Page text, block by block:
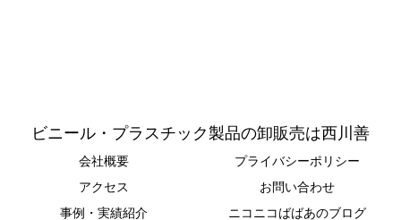
ビニール・プラスチック製品の卸販売は西川善
会社概要
プライバシーポリシー
アクセス
お問い合わせ
事例・実績紹介
ニコニコばばあのブログ